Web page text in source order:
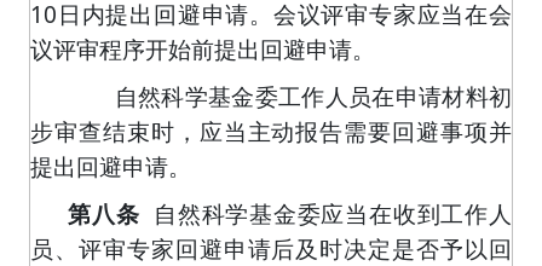
10日内提出回避申请。会议评审专家应当在会
议评审程序开始前提出回避申请。
自然科学基金委工作人员在申请材料初
步审查结束时，应当主动报告需要回避事项并
提出回避申请。
第八条 自然科学基金委应当在收到工作人
员、评审专家回避申请后及时决定是否予以回